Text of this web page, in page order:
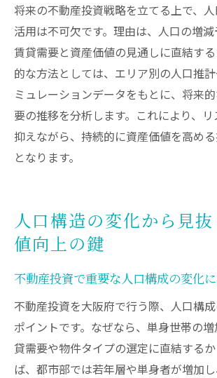
将来の不動産投資戦略を立てる上で、
活用は不可欠です。理由は、人口の増
賃貸需要と資産価値の見通しに直結す
的な方法としては、エリア別の人口推
ミュレーションデータをもとに、将来
要の推移を分析します。これにより、
抑えながら、持続的に資産価値を高め
となります。
人口構造の変化から見
値向上の鍵
不動産投資で重要な人口構成の変化
不動産投資を大阪府で行う際、人口構
ポイントです。なぜなら、単身世帯の
貸需要や物件タイプの選定に直結する
ば、都市部では若年層や単身者が増加